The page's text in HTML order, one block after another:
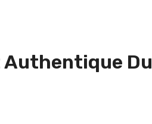
Authentique Du